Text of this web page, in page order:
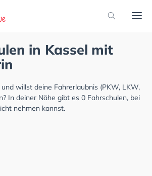
in Kassel mit
willst deine Fahrerlaubnis (PKW, LKW,
In deiner Nähe gibt es 0 Fahrschulen, bei
nehmen kannst.